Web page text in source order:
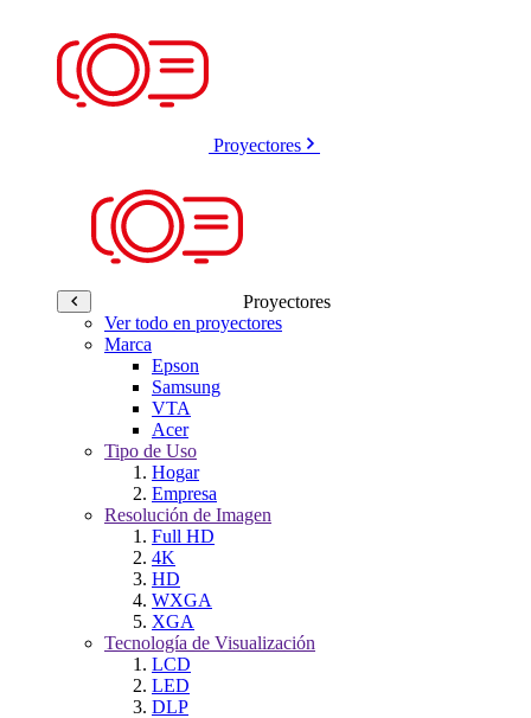
Proyectores
Proyectores
Ver todo en proyectores
Marca
Epson
Samsung
VTA
Acer
Tipo de Uso
Hogar
Empresa
Resolución de Imagen
Full HD
4K
HD
WXGA
XGA
Tecnología de Visualización
LCD
LED
DLP